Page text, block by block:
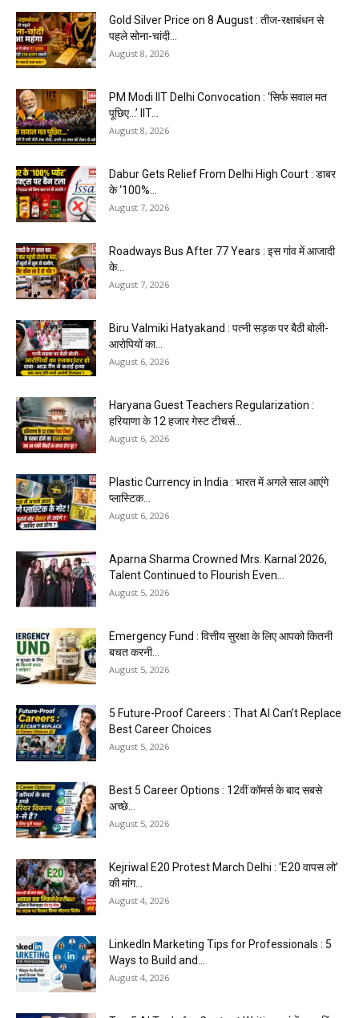
Gold Silver Price on 8 August : तीज-रक्षाबंधन से
पहले सोना-चांदी...
August 8, 2026
PM Modi IIT Delhi Convocation : ‘सिर्फ सवाल मत
पूछिए…’ IIT...
August 8, 2026
Dabur Gets Relief From Delhi High Court : डाबर
के ‘100%...
August 7, 2026
Roadways Bus After 77 Years : इस गांव में आजादी
के...
August 7, 2026
Biru Valmiki Hatyakand : पत्नी सड़क पर बैठी बोली-
आरोपियों का...
August 6, 2026
Haryana Guest Teachers Regularization :
हरियाणा के 12 हजार गेस्ट टीचर्स...
August 6, 2026
Plastic Currency in India : भारत में अगले साल आएंगे
प्लास्टिक...
August 6, 2026
Aparna Sharma Crowned Mrs. Karnal 2026,
Talent Continued to Flourish Even...
August 5, 2026
Emergency Fund : वित्तीय सुरक्षा के लिए आपको कितनी
बचत करनी...
August 5, 2026
5 Future-Proof Careers : That AI Can’t Replace
Best Career Choices
August 5, 2026
Best 5 Career Options : 12वीं कॉमर्स के बाद सबसे
अच्छे...
August 5, 2026
Kejriwal E20 Protest March Delhi : ‘E20 वापस लो’
की मांग...
August 4, 2026
LinkedIn Marketing Tips for Professionals : 5
Ways to Build and...
August 4, 2026